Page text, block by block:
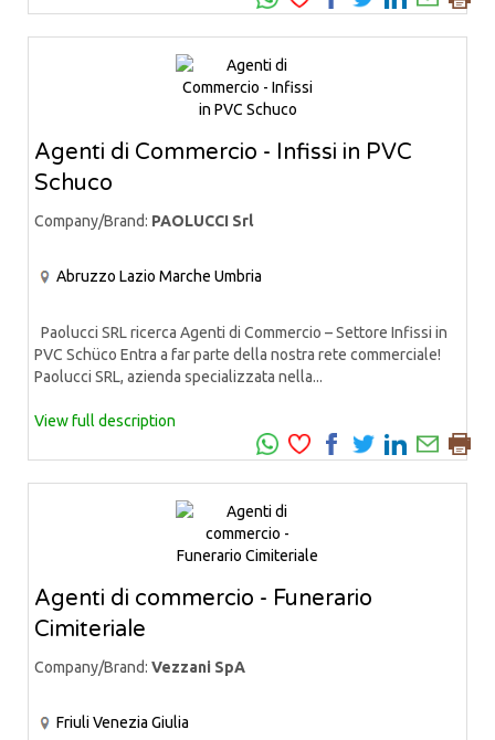
Agenti di Commercio - Infissi in PVC
Schuco
Company/Brand: PAOLUCCI Srl
Abruzzo Lazio Marche Umbria
Paolucci SRL ricerca Agenti di Commercio – Settore Infissi in
PVC Schüco Entra a far parte della nostra rete commerciale!
Paolucci SRL, azienda specializzata nella...
View full description
Agenti di commercio - Funerario
Cimiteriale
Company/Brand: Vezzani SpA
Friuli Venezia Giulia